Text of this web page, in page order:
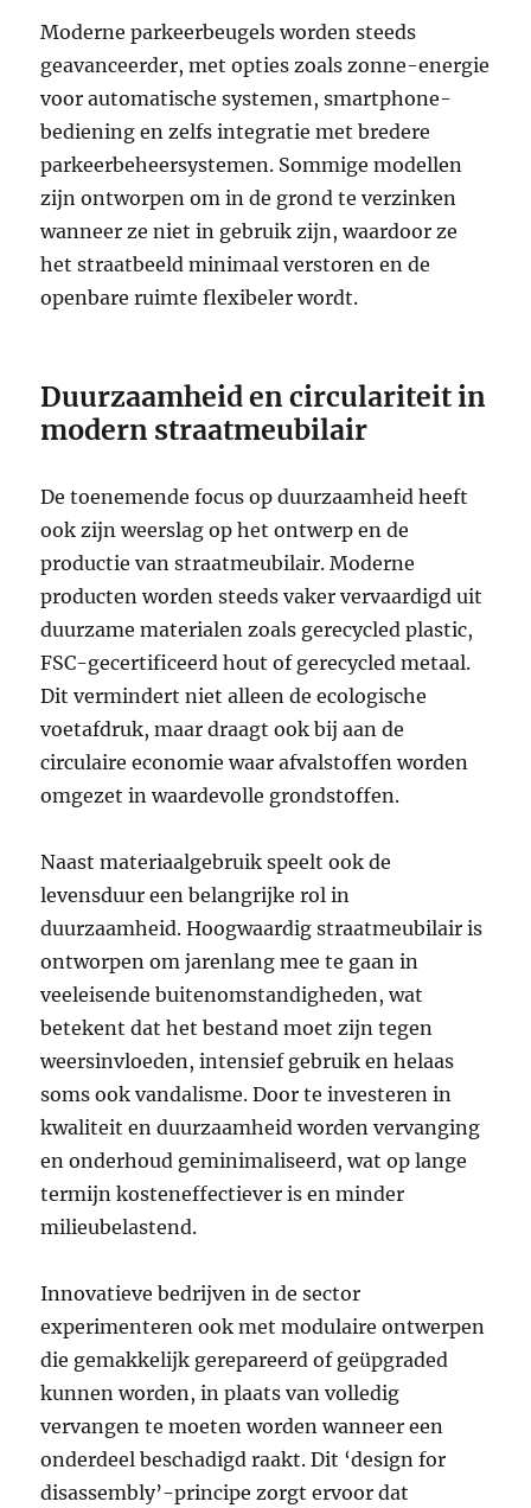
Moderne parkeerbeugels worden steeds
geavanceerder, met opties zoals zonne-energie
voor automatische systemen, smartphone-
bediening en zelfs integratie met bredere
parkeerbeheersystemen. Sommige modellen
zijn ontworpen om in de grond te verzinken
wanneer ze niet in gebruik zijn, waardoor ze
het straatbeeld minimaal verstoren en de
openbare ruimte flexibeler wordt.
Duurzaamheid en circulariteit in
modern straatmeubilair
De toenemende focus op duurzaamheid heeft
ook zijn weerslag op het ontwerp en de
productie van straatmeubilair. Moderne
producten worden steeds vaker vervaardigd uit
duurzame materialen zoals gerecycled plastic,
FSC-gecertificeerd hout of gerecycled metaal.
Dit vermindert niet alleen de ecologische
voetafdruk, maar draagt ook bij aan de
circulaire economie waar afvalstoffen worden
omgezet in waardevolle grondstoffen.
Naast materiaalgebruik speelt ook de
levensduur een belangrijke rol in
duurzaamheid. Hoogwaardig straatmeubilair is
ontworpen om jarenlang mee te gaan in
veeleisende buitenomstandigheden, wat
betekent dat het bestand moet zijn tegen
weersinvloeden, intensief gebruik en helaas
soms ook vandalisme. Door te investeren in
kwaliteit en duurzaamheid worden vervanging
en onderhoud geminimaliseerd, wat op lange
termijn kosteneffectiever is en minder
milieubelastend.
Innovatieve bedrijven in de sector
experimenteren ook met modulaire ontwerpen
die gemakkelijk gerepareerd of geüpgraded
kunnen worden, in plaats van volledig
vervangen te moeten worden wanneer een
onderdeel beschadigd raakt. Dit ‘design for
disassembly’-principe zorgt ervoor dat